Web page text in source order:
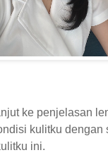
ke penjelasan
kulitku dengan
ini.